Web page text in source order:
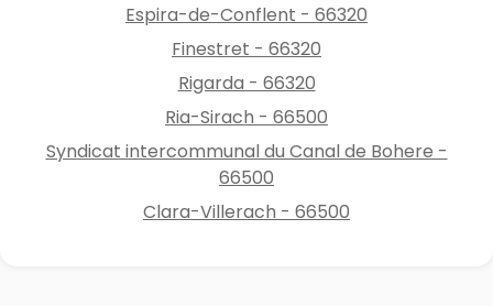
Espira-de-Conflent - 66320
Finestret - 66320
Rigarda - 66320
Ria-Sirach - 66500
Syndicat intercommunal du Canal de Bohere -
66500
Clara-Villerach - 66500